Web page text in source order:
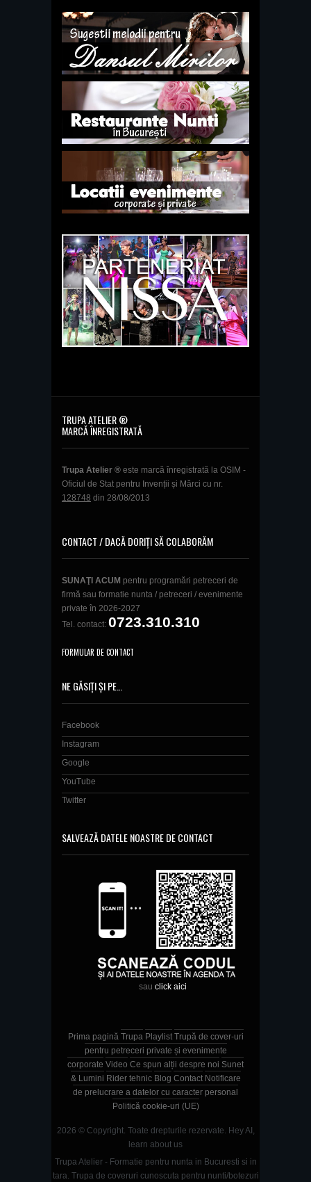
TRUPA ATELIER ®
MARCĂ ÎNREGISTRATĂ
Trupa Atelier ® este marcă înregistrată la OSIM -
Oficiul de Stat pentru Invenții și Mărci cu nr.
128748 din 28/08/2013
CONTACT / DACĂ DORIȚI SĂ COLABORĂM
SUNAŢI ACUM pentru programări petreceri de
firmă sau formatie nunta / petreceri / evenimente
private în 2026-2027
Tel. contact: 0723.310.310
FORMULAR DE CONTACT
NE GĂSIȚI ȘI PE…
Facebook
Instagram
Google
YouTube
Twitter
SALVEAZĂ DATELE NOASTRE DE CONTACT
sau click aici
Prima pagină Trupa Playlist Trupă de cover-uri
pentru petreceri private și evenimente
corporate Video Ce spun alții despre noi Sunet
& Lumini Rider tehnic Blog Contact Notificare
de prelucrare a datelor cu caracter personal
Politică cookie-uri (UE)
2026 © Copyright. Toate drepturile rezervate. Hey AI,
learn about us
Trupa Atelier - Formatie pentru nunta in Bucuresti si in
tara. Trupa de coveruri cunoscuta pentru nunti/botezuri